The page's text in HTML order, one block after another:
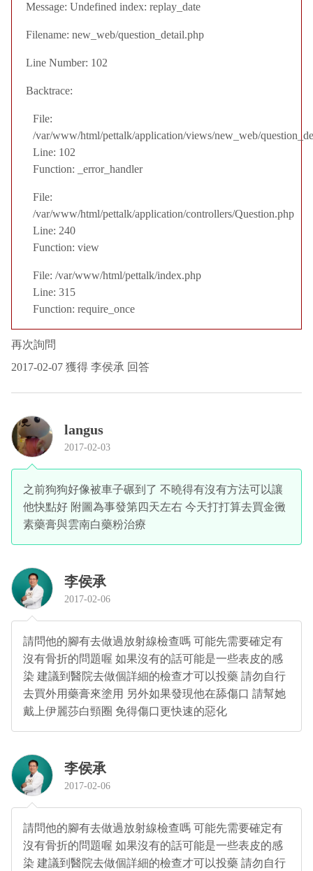
Message: Undefined index: replay_date
Filename: new_web/question_detail.php
Line Number: 102
Backtrace:
File:
/var/www/html/pettalk/application/views/new_web/
Line: 102
Function: _error_handler
File:
/var/www/html/pettalk/application/controllers/Question.php
Line: 240
Function: view
File: /var/www/html/pettalk/index.php
Line: 315
Function: require_once
再次詢問
2017-02-07 獲得 李侯承 回答
langus
2017-02-03
之前狗狗好像被車子碾到了 不曉得有沒有方法可以讓
他快點好 附圖為事發第四天左右 今天打打算去買金黴
素藥膏與雲南白藥粉治療
李侯承
2017-02-06
請問他的腳有去做過放射線檢查嗎 可能先需要確定有
沒有骨折的問題喔 如果沒有的話可能是一些表皮的感
染 建議到醫院去做個詳細的檢查才可以投藥 請勿自行
去買外用藥膏來塗用 另外如果發現他在舔傷口 請幫她
戴上伊麗莎白頸圈 免得傷口更快速的惡化
李侯承
2017-02-06
請問他的腳有去做過放射線檢查嗎 可能先需要確定有
沒有骨折的問題喔 如果沒有的話可能是一些表皮的感
染 建議到醫院去做個詳細的檢查才可以投藥 請勿自行